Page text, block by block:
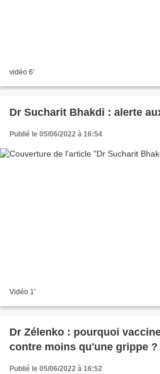
vidéo 6'
Dr Sucharit Bhakdi : alerte
Publié le 05/06/2022 à 16:54
Vidéo 1'
Dr Zélenko : pourquoi
contre moins qu'une grippe ?
Publié le 05/06/2022 à 16:52